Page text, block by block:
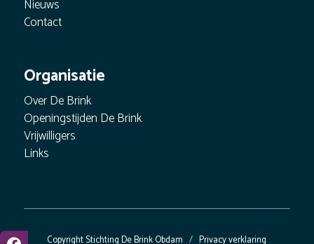
Nieuws
Contact
Organisatie
Over De Brink
Openingstijden De Brink
Vrijwilligers
Links
Copyright Stichting De Brink Obdam / Privacy verklaring